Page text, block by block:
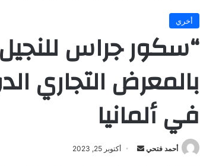
أخري
“سكور جراس
في ألمانيا
أحمد فتحي
أرسل أكتوبر 25, 2023